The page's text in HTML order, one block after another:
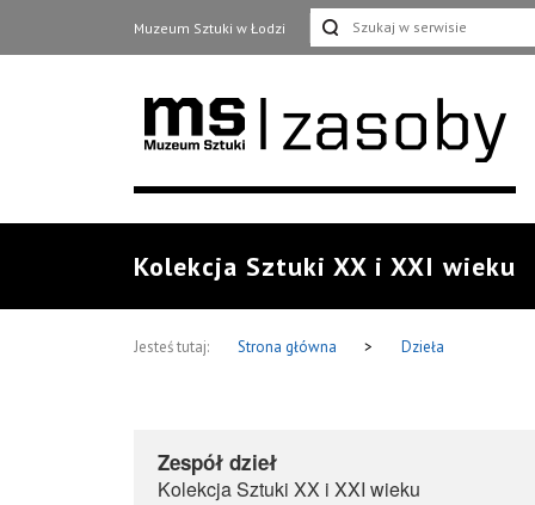
Muzeum Sztuki w Łodzi
Kolekcja Sztuki XX i XXI wieku
Jesteś tutaj: Strona główna > Dzieła
Zespół dzieł
Kolekcja Sztuki XX i XXI wieku